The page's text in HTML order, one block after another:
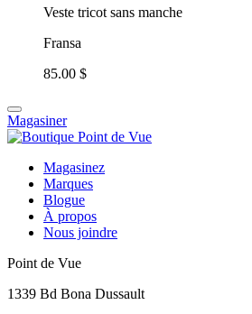
Veste tricot sans manche
Fransa
85.00 $
Magasiner
Magasinez
Marques
Blogue
À propos
Nous joindre
Point de Vue
1339 Bd Bona Dussault